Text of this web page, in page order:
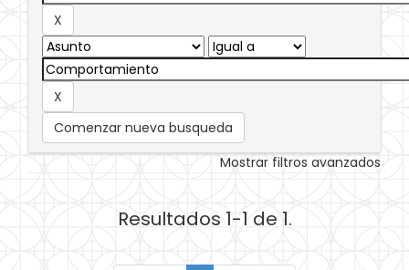
Comenzar nueva busqueda
Mostrar filtros avanzados
Resultados 1-1 de 1.